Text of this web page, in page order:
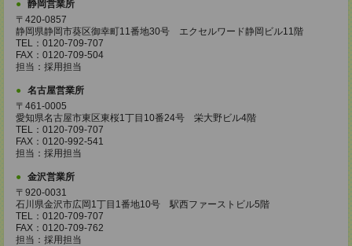
静岡営業所
〒420-0857
静岡県静岡市葵区御幸町11番地30号 エクセルワード静岡ビル11階
TEL：0120-709-707
FAX：0120-709-504
担当：採用担当
名古屋営業所
〒461-0005
愛知県名古屋市東区東桜1丁目10番24号 栄大野ビル4階
TEL：0120-709-707
FAX：0120-992-541
担当：採用担当
金沢営業所
〒920-0031
石川県金沢市広岡1丁目1番地10号 駅西ファーストビル5階
TEL：0120-709-707
FAX：0120-709-762
担当：採用担当